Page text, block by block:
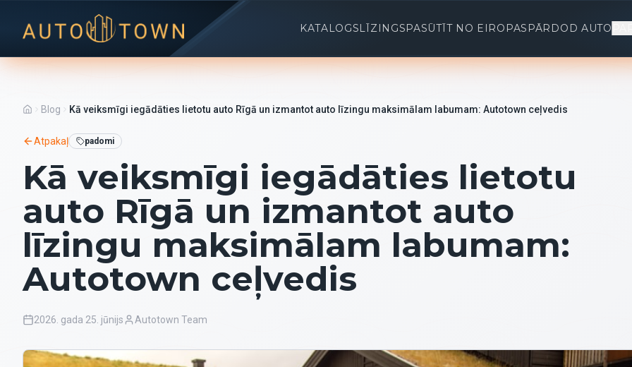
KATALOGSLĪZINGSPASŪTĪT NO EIROPAS PĀRDOD AUTO
Blog Kā veiksmīgi iegādāties lietotu auto Rīgā un izmantot auto līzingu maksimālam labumam: Autotown ceļvedis
Atpakaļ padomi
Kā veiksmīgi iegādāties lietotu
auto Rīgā un izmantot auto
līzingu maksimālam labumam:
Autotown ceļvedis
2026. gada 25. jūnijs Autotown Team